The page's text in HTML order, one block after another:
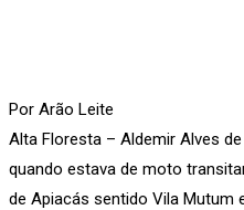
Por Arão Leite
Alta Floresta – Aldemir Alves
quando estava de moto
de Apiacás sentido Vila Mutum